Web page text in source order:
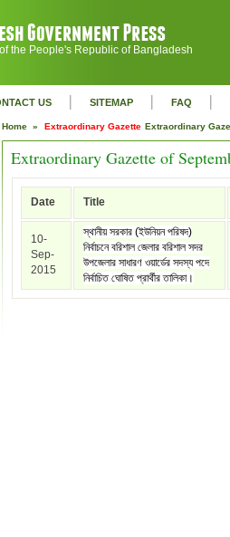
the People's Republic of Bangladesh
US | SITEMAP | FAQ |
Home » Extraordinary Gazette Extraordinary
Extraordinary Gazette of
Date Title
10-
Sep-
2015
স্থানীয় সরকার (ইউনিয়ন পরিষদ)
নির্বাচনে বরিশাল জেলার বরিশাল সদর
উপজেলার সাধারণ ওয়ার্ডের সদস্য পদে
নির্বাচিত ঘোষিত প্রার্থীর তালিকা।